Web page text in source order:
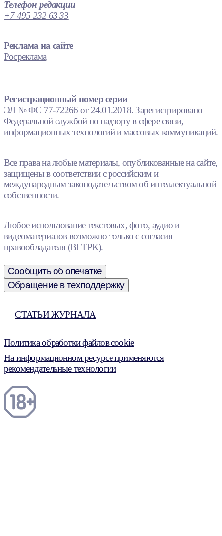
Телефон редакции
+7 495 232 63 33
Реклама на сайте
Росреклама
Регистрационный номер серии
ЭЛ № ФС 77-72266 от 24.01.2018. Зарегистрировано
Федеральной службой по надзору в сфере связи,
информационных технологий и массовых коммуникаций.
Все права на любые материалы, опубликованные на сайте,
защищены в соответствии с российским и
международным законодательством об интеллектуальной
собственности.
Любое использование текстовых, фото, аудио и
видеоматериалов возможно только с согласия
правообладателя (ВГТРК).
Сообщить об опечатке
Обращение в техподдержку
СТАТЬИ ЖУРНАЛА
Политика обработки файлов cookie
На информационном ресурсе применяются
рекомендательные технологии